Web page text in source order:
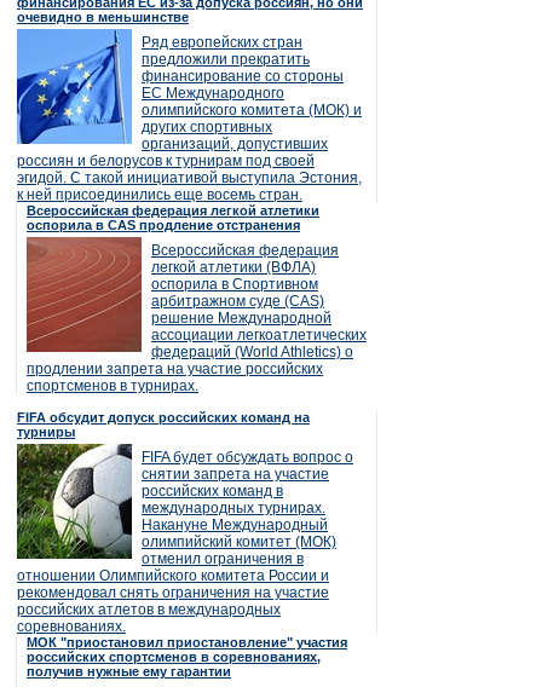
очевидно в меньшинстве
Ряд европейских стран
предложили прекратить
финансирование со стороны
ЕС Международного
олимпийского комитета (МОК) и
других спортивных
организаций, допустивших
россиян и белорусов к турнирам под своей
эгидой. С такой инициативой выступила Эстония,
к ней присоединились еще восемь стран.
Всероссийская федерация легкой атлетики
оспорила в CAS продление отстранения
Всероссийская федерация
легкой атлетики (ВФЛА)
оспорила в Спортивном
арбитражном суде (CAS)
решение Международной
ассоциации легкоатлетических
федераций (World Athletics) о
продлении запрета на участие российских
спортсменов в турнирах.
FIFA обсудит допуск российских команд на
турниры
FIFA будет обсуждать вопрос о
снятии запрета на участие
российских команд в
международных турнирах.
Накануне Международный
олимпийский комитет (МОК)
отменил ограничения в
отношении Олимпийского комитета России и
рекомендовал снять ограничения на участие
российских атлетов в международных
соревнованиях.
МОК "приостановил приостановление" участия
российских спортсменов в соревнованиях,
получив нужные ему гарантии